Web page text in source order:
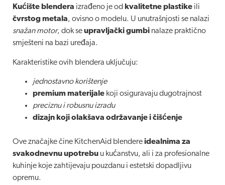
Kućište blendera izrađeno je od kvalitetne plastike ili
čvrstog metala, ovisno o modelu. U unutrašnjosti se nalazi
snažan motor, dok seupravljački gumbi nalaze praktično
smješteni na bazi uređaja.
Karakteristike ovih blendera uključuju:
jednostavno korištenje
premium materijale koji osiguravaju dugotrajnost
preciznu i robusnu izradu
dizajn koji olakšava održavanje i čišćenje
Ove značajke čine KitchenAid blendereidealnima za
svakodnevnu upotrebu u kućanstvu, ali i za profesionalne
kuhinje koje zahtijevaju pouzdanu i estetski dopadljivu
opremu.